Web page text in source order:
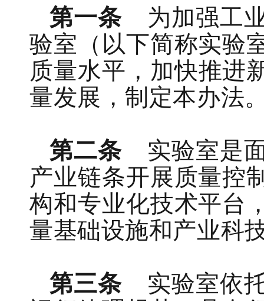
第一条
为加强工
验室 （以下简称实验
质量水平 ， 加快推进
量发展，制定本办法
第二条
实验室是
产业链条开展质量控
构和专业化技术平台
量基础设施和产业科
第三条
实验室依